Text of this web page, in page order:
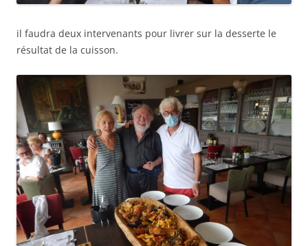
il faudra deux intervenants pour livrer sur la desserte le
résultat de la cuisson.